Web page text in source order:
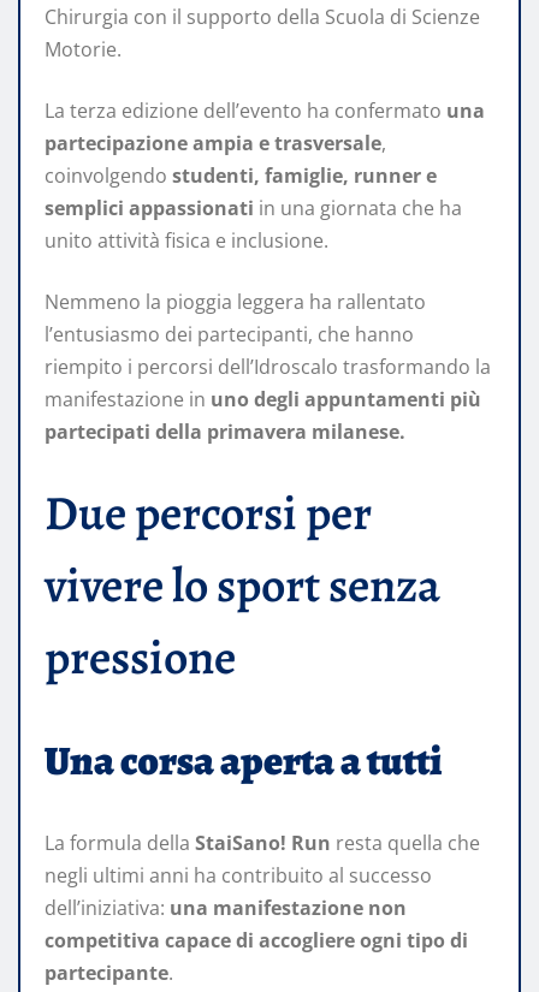
Chirurgia con il supporto della Scuola di Scienze
Motorie.
La terza edizione dell’evento ha confermato una
partecipazione ampia e trasversale,
coinvolgendo studenti, famiglie, runner e
semplici appassionati in una giornata che ha
unito attività fisica e inclusione.
Nemmeno la pioggia leggera ha rallentato
l’entusiasmo dei partecipanti, che hanno
riempito i percorsi dell’Idroscalo trasformando la
manifestazione in uno degli appuntamenti più
partecipati della primavera milanese.
Due percorsi per
vivere lo sport senza
pressione
Una corsa aperta a tutti
La formula della StaiSano! Run resta quella che
negli ultimi anni ha contribuito al successo
dell’iniziativa: una manifestazione non
competitiva capace di accogliere ogni tipo di
partecipante.